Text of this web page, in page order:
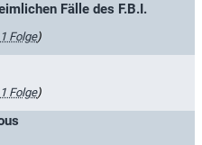
Fälle des F.B.I.
1 Folge)
1 Folge)